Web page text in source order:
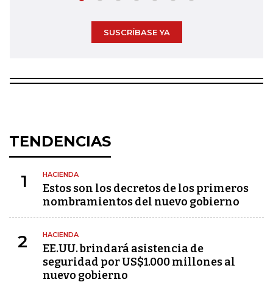
SUSCRÍBASE YA
TENDENCIAS
1 HACIENDA
Estos son los decretos de los primeros
nombramientos del nuevo gobierno
2 HACIENDA
EE.UU. brindará asistencia de
seguridad por US$1.000 millones al
nuevo gobierno